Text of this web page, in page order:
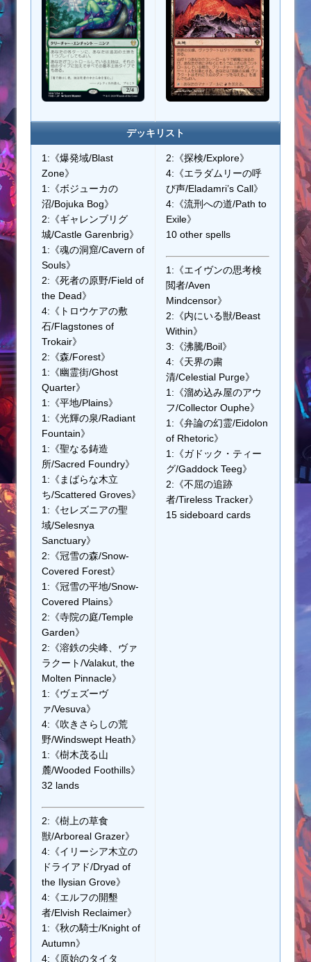
デッキリスト
1:《爆発域/Blast
Zone》
1:《ボジューカの
沼/Bojuka Bog》
2:《ギャレンブリグ
城/Castle Garenbrig》
1:《魂の洞窟/Cavern of
Souls》
2:《死者の原野/Field of
the Dead》
4:《トロウケアの敷
石/Flagstones of
Trokair》
2:《森/Forest》
1:《幽霊街/Ghost
Quarter》
1:《平地/Plains》
1:《光輝の泉/Radiant
Fountain》
1:《聖なる鋳造
所/Sacred Foundry》
1:《まばらな木立
ち/Scattered Groves》
1:《セレズニアの聖
域/Selesnya
Sanctuary》
2:《冠雪の森/Snow-
Covered Forest》
1:《冠雪の平地/Snow-
Covered Plains》
2:《寺院の庭/Temple
Garden》
2:《溶鉄の尖峰、ヴァ
ラクート/Valakut, the
Molten Pinnacle》
1:《ヴェズーヴ
ァ/Vesuva》
4:《吹きさらしの荒
野/Windswept Heath》
1:《樹木茂る山
麓/Wooded Foothills》
32 lands
2:《樹上の草食
獣/Arboreal Grazer》
4:《イリーシア木立の
ドライアド/Dryad of
the Ilysian Grove》
4:《エルフの開墾
者/Elvish Reclaimer》
1:《秋の騎士/Knight of
Autumn》
4:《原始のタイタ
2:《探検/Explore》
4:《エラダムリーの呼
び声/Eladamri’s Call》
4:《流刑への道/Path to
Exile》
10 other spells
1:《エイヴンの思考検
閲者/Aven
Mindcensor》
2:《内にいる獣/Beast
Within》
3:《沸騰/Boil》
4:《天界の粛
清/Celestial Purge》
1:《溜め込み屋のアウ
フ/Collector Ouphe》
1:《弁論の幻霊/Eidolon
of Rhetoric》
1:《ガドック・ティー
グ/Gaddock Teeg》
2:《不屈の追跡
者/Tireless Tracker》
15 sideboard cards